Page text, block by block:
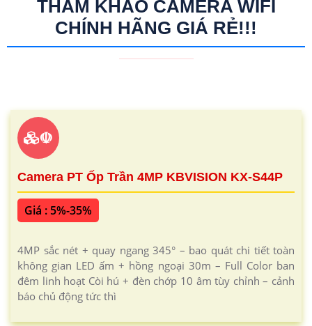
THAM KHẢO CAMERA WIFI
CHÍNH HÃNG GIÁ RẺ!!!
☫
Camera PT Ốp Trần 4MP KBVISION KX-S44P
Giá : 5%-35%
4MP sắc nét + quay ngang 345° – bao quát chi tiết toàn
không gian LED ấm + hồng ngoại 30m – Full Color ban
đêm linh hoạt Còi hú + đèn chớp 10 âm tùy chỉnh – cảnh
báo chủ động tức thì